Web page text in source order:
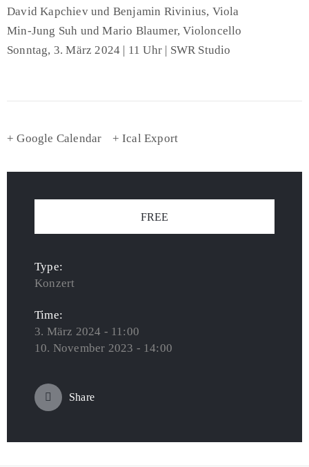
David Kapchiev und Benjamin Rivinius, Viola
Min-Jung Suh und Mario Blaumer, Violoncello
Sonntag, 3. März 2024 | 11 Uhr | SWR Studio
+ Google Calendar + Ical Export
FREE
Type:
Konzert
Time:
3. März 2024 - 11:00
10. November 2023 - 14:00
Share